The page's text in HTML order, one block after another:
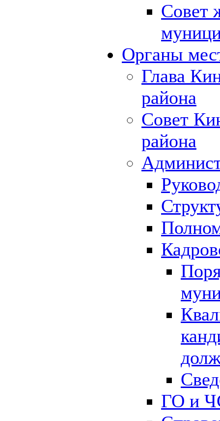
Совет
Органы
Глава
района
Совет
района
ГО и